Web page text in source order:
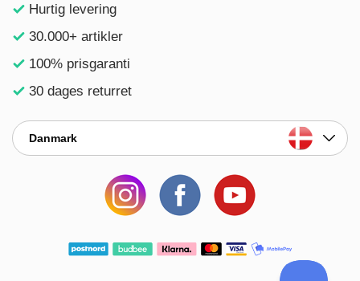
Hurtig levering
30.000+ artikler
100% prisgaranti
30 dages returret
Danmark